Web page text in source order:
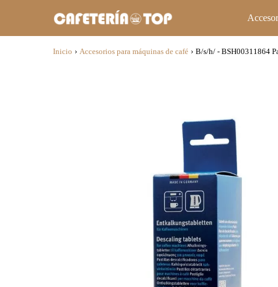
Inicio › Accesorios para máquinas de café › B/s/h/ - BSH00311864